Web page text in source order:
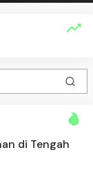
di Tengah